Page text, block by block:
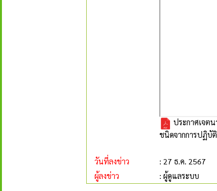
ประกาศเจต
ชนิดจากการปฏิบั
วันที่ลงข่าว
: 27 ธ.ค. 2567
ผู้ลงข่าว
: ผู้ดูแลระบบ